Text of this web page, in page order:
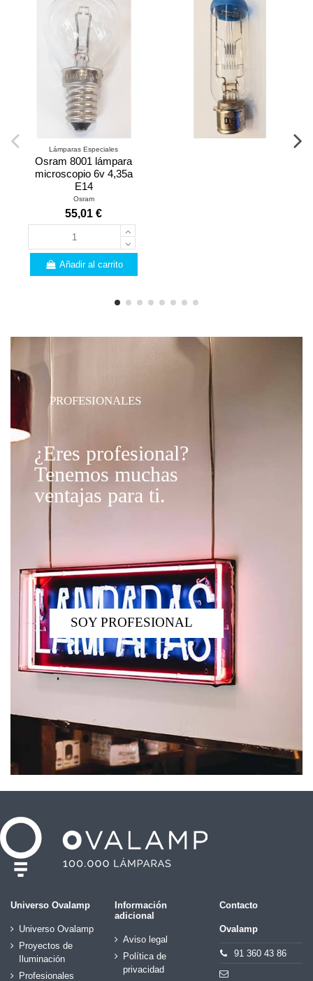
Lámparas Especiales
Osram 8001 lámpara
microscopio 6v 4,35a
E14
Osram
55,01 €
Añadir al carrito
PROFESIONALES
¿Eres profesional?
Tenemos muchas
ventajas para ti.
SOY PROFESIONAL
Universo Ovalamp
Universo Ovalamp
Proyectos de
Iluminación
Profesionales
Información
adicional
Aviso legal
Política de
privacidad
Contacto
Ovalamp
91 360 43 86